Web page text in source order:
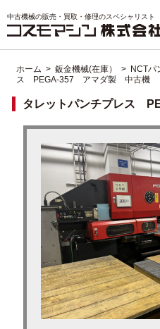
中古機械の販売・買取・修理のスペシャリスト
ホーム > 鈑金機械(在庫） > NCTパ
ス PEGA-357 アマダ製 中古機
タレットパンチプレス